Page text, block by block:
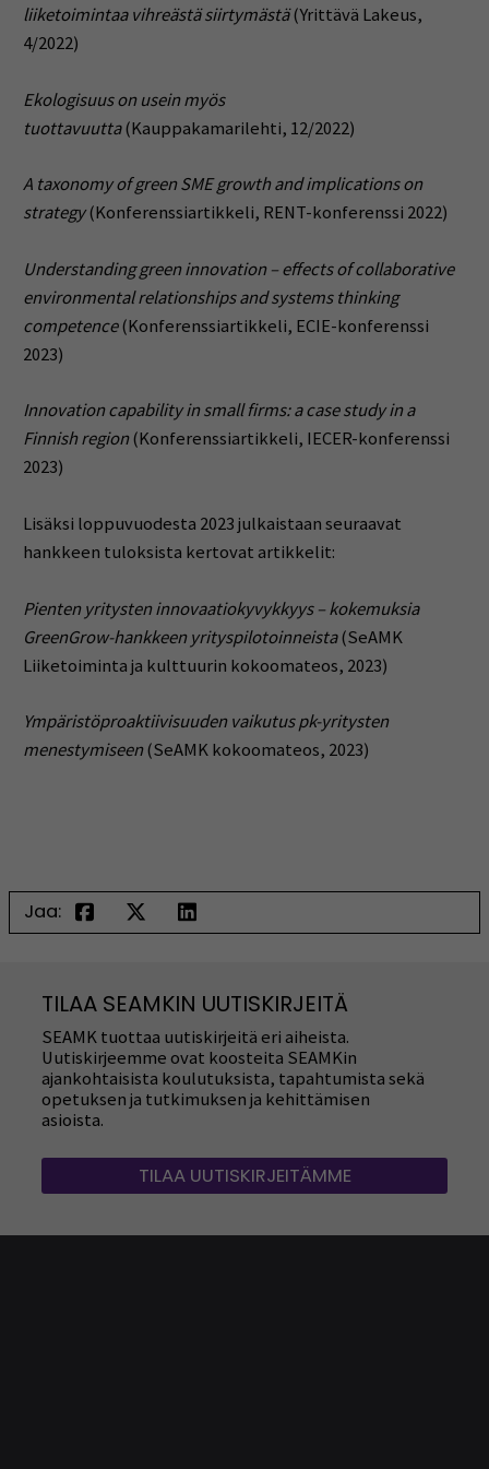
liiketoimintaa vihreästä siirtymästä(Yrittävä Lakeus,
4/2022)
Ekologisuus on usein myös
tuottavuutta(Kauppakamarilehti, 12/2022)
A taxonomy of green SME growth and implications on
strategy(Konferenssiartikkeli, RENT-konferenssi 2022)
Understanding green innovation – effects of collaborative
environmental relationships and systems thinking
competence(Konferenssiartikkeli, ECIE-konferenssi
2023)
Innovation capability in small firms: a case study in a
Finnish region (Konferenssiartikkeli, IECER-konferenssi
2023)
Lisäksi loppuvuodesta 2023 julkaistaan seuraavat
hankkeen tuloksista kertovat artikkelit:
Pienten yritysten innovaatiokyvykkyys – kokemuksia
GreenGrow-hankkeen yrityspilotoinneista(SeAMK
Liiketoiminta ja kulttuurin kokoomateos, 2023)
Ympäristöproaktiivisuuden vaikutus pk-yritysten
menestymiseen(SeAMK kokoomateos, 2023)
Jaa:
TILAA SEAMKIN UUTISKIRJEITÄ
SEAMK tuottaa uutiskirjeitä eri aiheista.
Uutiskirjeemme ovat koosteita SEAMKin
ajankohtaisista koulutuksista, tapahtumista sekä
opetuksen ja tutkimuksen ja kehittämisen
asioista.
TILAA UUTISKIRJEITÄMME